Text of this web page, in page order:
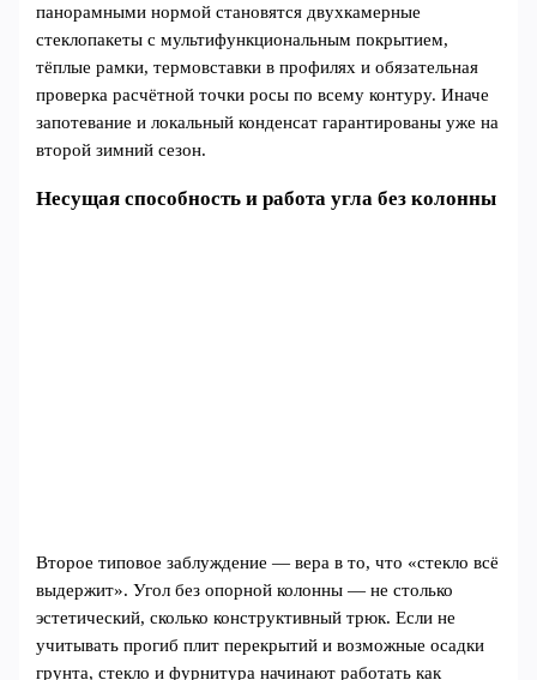
панорамными нормой становятся двухкамерные
стеклопакеты с мультифункциональным покрытием,
тёплые рамки, термовставки в профилях и обязательная
проверка расчётной точки росы по всему контуру. Иначе
запотевание и локальный конденсат гарантированы уже на
второй зимний сезон.
Несущая способность и работа угла без колонны
Второе типовое заблуждение — вера в то, что «стекло всё
выдержит». Угол без опорной колонны — не столько
эстетический, сколько конструктивный трюк. Если не
учитывать прогиб плит перекрытий и возможные осадки
грунта, стекло и фурнитура начинают работать как